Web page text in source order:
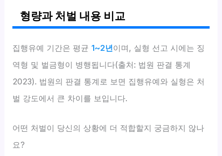
형량과 처벌 내용 비교
집행유예 기간은 평균 1~2년이며, 실형 선고 시에는 징
역형 및 벌금형이 병행됩니다(출처: 법원 판결 통계
2023). 법원의 판결 통계로 보면 집행유예와 실형은 처
벌 강도에서 큰 차이를 보입니다.
어떤 처벌이 당신의 상황에 더 적합할지 궁금하지 않나
요?